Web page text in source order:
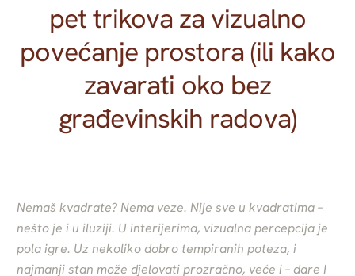
pet trikova za vizualno
povećanje prostora (ili kako
zavarati oko bez
građevinskih radova)
Nemaš kvadrate? Nema veze. Nije sve u kvadratima –
nešto je i u iluziji. U interijerima, vizualna percepcija je
pola igre. Uz nekoliko dobro tempiranih poteza, i
najmanji stan može djelovati prozračno, veće i – dare I